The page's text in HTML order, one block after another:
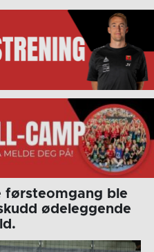
førsteomgang ble
ødeleggende